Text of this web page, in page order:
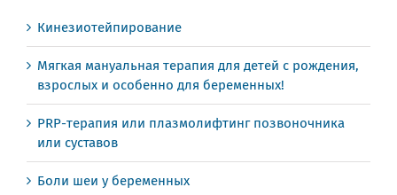
Кинезиотейпирование
Мягкая мануальная терапия для детей с рождения,
взрослых и особенно для беременных!
PRP-терапия или плазмолифтинг позвоночника
или суставов
Боли шеи у беременных